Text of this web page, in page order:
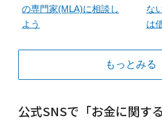
の専門家(MLA)に相談し
よう
な
は
もっとみる
公式SNSで「お金に関す